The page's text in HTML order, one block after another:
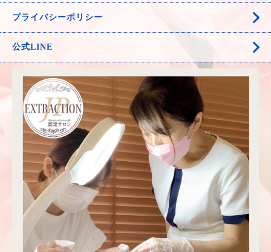
プライバシーポリシー
公式LINE